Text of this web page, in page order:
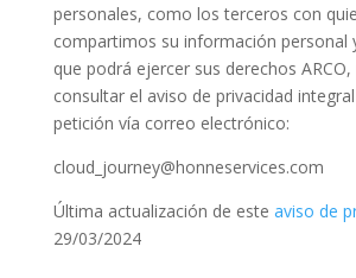
personales, como los terceros con
compartimos su información personal
que podrá ejercer sus derechos ARCO,
consultar el aviso de privacidad
petición vía correo electrónico:
cloud_journey@honneservices.com
Última actualización de este aviso de
29/03/2024